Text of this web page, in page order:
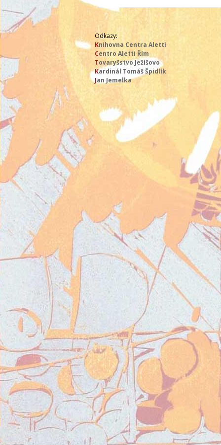
Odkazy:
Knihovna Centra Aletti
Centro Aletti Řím
Tovaryšstvo Ježíšovo
Kardinál Tomáš Špidlík
Jan Jemelka